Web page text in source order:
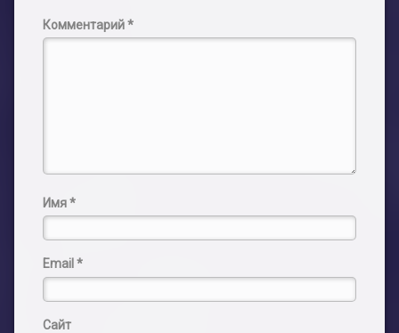
Комментарий*
Имя*
Email *
Сайт